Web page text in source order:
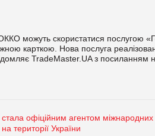
можуть скористатися послугою
карткою. Нова послуга
TradeMaster.UA з посиланням
офіційним агентом міжнародних
території України